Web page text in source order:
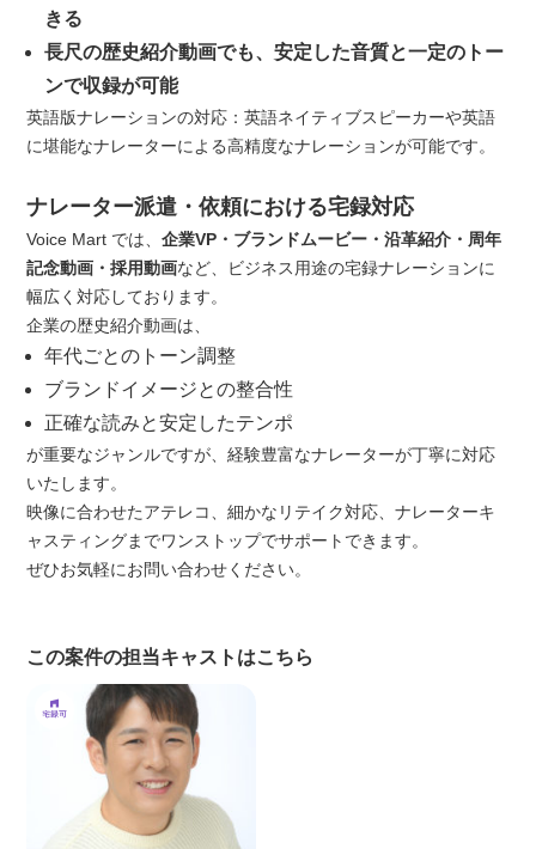
きる
長尺の歴史紹介動画でも、安定した音質と一定のトー
ンで収録が可能
英語版ナレーションの対応：英語ネイティブスピーカーや英語
に堪能なナレーターによる高精度なナレーションが可能です。
ナレーター派遣・依頼における宅録対応
Voice Mart では、企業VP・ブランドムービー・沿革紹介・周年
記念動画・採用動画など、ビジネス用途の宅録ナレーションに
幅広く対応しております。
企業の歴史紹介動画は、
年代ごとのトーン調整
ブランドイメージとの整合性
正確な読みと安定したテンポ
が重要なジャンルですが、経験豊富なナレーターが丁寧に対応
いたします。
映像に合わせたアテレコ、細かなリテイク対応、ナレーターキ
ャスティングまでワンストップでサポートできます。
ぜひお気軽にお問い合わせください。
この案件の担当キャストはこちら